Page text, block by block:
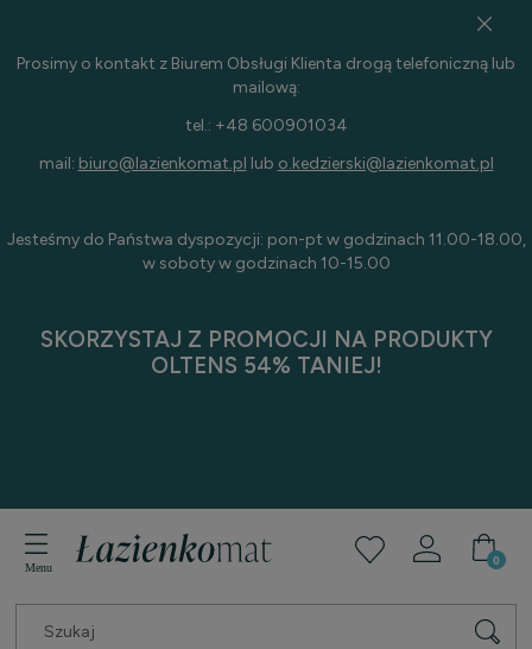
Prosimy o kontakt z Biurem Obsługi Klienta drogą telefoniczną lub
mailową:
tel.: +48 600901034
mail: biuro@lazienkomat.pl lub o.kedzierski@lazienkomat.pl
Jesteśmy do Państwa dyspozycji: pon-pt w godzinach 11.00-18.00,
w soboty w godzinach 10-15.00
SKORZYSTAJ Z PROMOCJI NA PRODUKTY
OLTENS 54% TANIEJ!